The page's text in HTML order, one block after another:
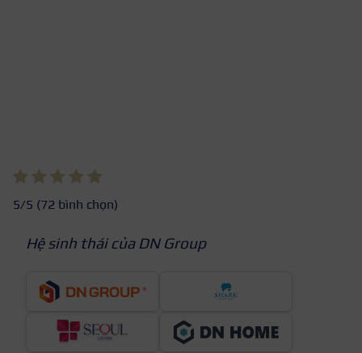
5/5 (72 bình chọn)
Hệ sinh thái của DN Group